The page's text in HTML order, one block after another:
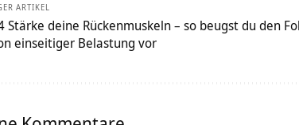
ARTIKEL
Stärke deine Rückenmuskeln – so beugst du den
einseitiger Belastung vor